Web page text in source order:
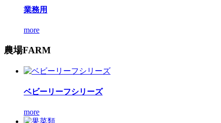
業務用
more
農場FARM
ベビーリーフシリーズ
more